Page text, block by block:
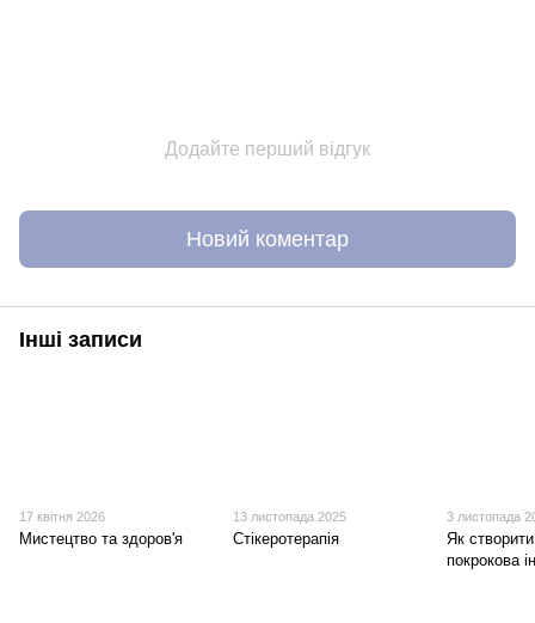
Додайте перший відгук
Новий коментар
Інші записи
17 квітня 2026
Мистецтво та здоров'я
13 листопада 2025
Стікеротерапія
3 листопада
Як
покрокова